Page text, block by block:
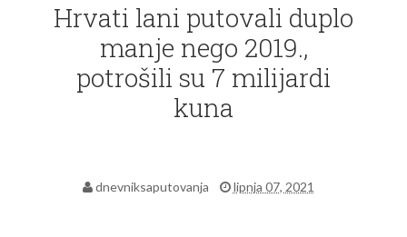
Hrvati lani putovali duplo
manje nego 2019.,
potrošili su 7 milijardi
kuna
dnevniksaputovanja lipnja 07, 2021